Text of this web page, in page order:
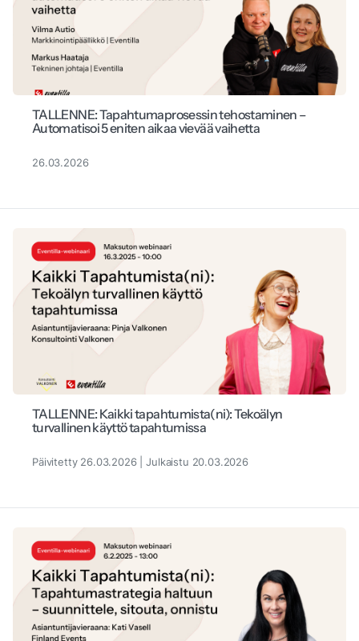
TALLENNE: Tapahtumaprosessin tehostaminen –
Automatisoi 5 eniten aikaa vievää vaihetta
26.03.2026
TALLENNE: Kaikki tapahtumista(ni): Tekoälyn
turvallinen käyttö tapahtumissa
Päivitetty 26.03.2026 | Julkaistu 20.03.2026